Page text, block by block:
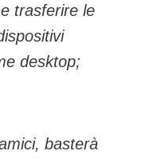
trasferire le
desktop;
basterà